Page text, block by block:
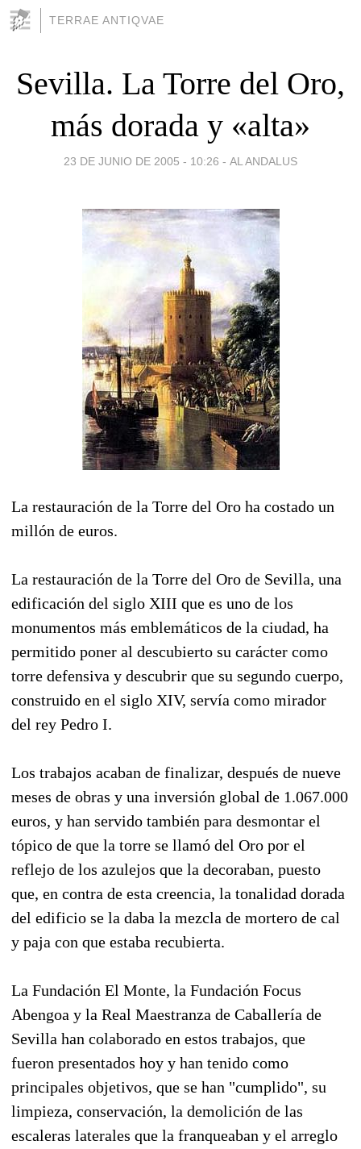
TERRAE ANTIQVAE
Sevilla. La Torre del Oro,
más dorada y «alta»
23 DE JUNIO DE 2005 - 10:26 - AL ANDALUS
La restauración de la Torre del Oro ha costado un
millón de euros.
La restauración de la Torre del Oro de Sevilla, una
edificación del siglo XIII que es uno de los
monumentos más emblemáticos de la ciudad, ha
permitido poner al descubierto su carácter como
torre defensiva y descubrir que su segundo cuerpo,
construido en el siglo XIV, servía como mirador
del rey Pedro I.
Los trabajos acaban de finalizar, después de nueve
meses de obras y una inversión global de 1.067.000
euros, y han servido también para desmontar el
tópico de que la torre se llamó del Oro por el
reflejo de los azulejos que la decoraban, puesto
que, en contra de esta creencia, la tonalidad dorada
del edificio se la daba la mezcla de mortero de cal
y paja con que estaba recubierta.
La Fundación El Monte, la Fundación Focus
Abengoa y la Real Maestranza de Caballería de
Sevilla han colaborado en estos trabajos, que
fueron presentados hoy y han tenido como
principales objetivos, que se han "cumplido", su
limpieza, conservación, la demolición de las
escaleras laterales que la franqueaban y el arreglo